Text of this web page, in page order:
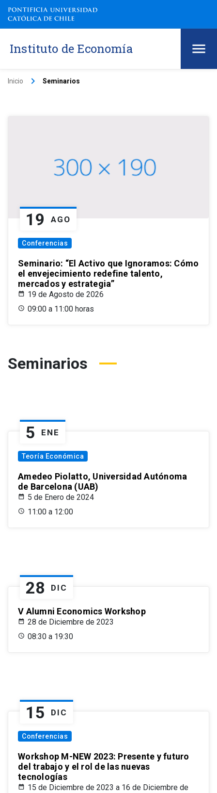
Instituto de Economía
Inicio keyboard_arrow_right Seminarios
19 AGO
Conferencias
Seminario: “El Activo que Ignoramos: Cómo
el envejecimiento redefine talento,
mercados y estrategia”
19 de Agosto de 2026
09:00 a 11:00 horas
Seminarios
5 ENE
Teoría Económica
Amedeo Piolatto, Universidad Autónoma
de Barcelona (UAB)
5 de Enero de 2024
11:00 a 12:00
28 DIC
V Alumni Economics Workshop
28 de Diciembre de 2023
08:30 a 19:30
15 DIC
Conferencias
Workshop M-NEW 2023: Presente y futuro
del trabajo y el rol de las nuevas
tecnologías
15 de Diciembre de 2023 a 16 de Diciembre de